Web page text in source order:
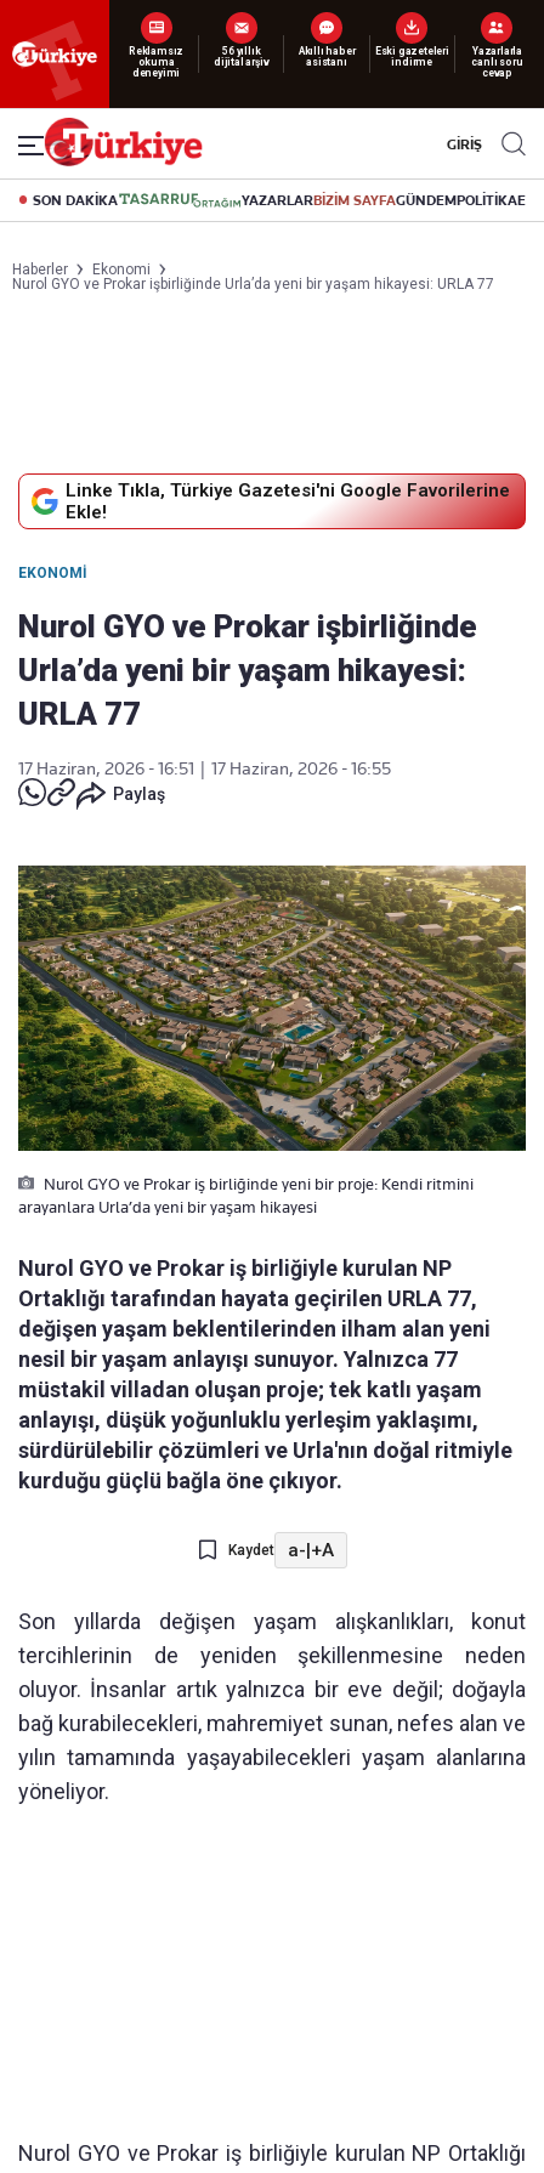
Reklamsız
okuma
deneyimi
56 yıllık
dijital arşiv
Akıllı haber
asistanı
Eski gazeteleri
indirme
Yazarlarla
canlı soru
cevap
GİRİŞ
SON DAKİKA YAZARLARBİZİM SAYFAGÜNDEMPOLİTİKA
Haberler
Ekonomi
Nurol GYO ve Prokar işbirliğinde Urla’da yeni bir yaşam hikayesi: URLA 77
Linke Tıkla, Türkiye Gazetesi'ni Google Favorilerine
Ekle!
EKONOMI
Nurol GYO ve Prokar işbirliğinde
Urla’da yeni bir yaşam hikayesi:
URLA 77
17 Haziran, 2026 - 16:51
17 Haziran, 2026 - 16:55
Paylaş
Nurol GYO ve Prokar iş birliğinde yeni bir proje: Kendi ritmini
arayanlara Urla’da yeni bir yaşam hikayesi
Nurol GYO ve Prokar iş birliğiyle kurulan NP
Ortaklığı tarafından hayata geçirilen URLA 77,
değişen yaşam beklentilerinden ilham alan yeni
nesil bir yaşam anlayışı sunuyor. Yalnızca 77
müstakil villadan oluşan proje; tek katlı yaşam
anlayışı, düşük yoğunluklu yerleşim yaklaşımı,
sürdürülebilir çözümleri ve Urla'nın doğal ritmiyle
kurduğu güçlü bağla öne çıkıyor.
Kaydet a-|+A
Son yıllarda değişen yaşam alışkanlıkları, konut
tercihlerinin de yeniden şekillenmesine neden
oluyor. İnsanlar artık yalnızca bir eve değil; doğayla
bağ kurabilecekleri, mahremiyet sunan, nefes alan ve
yılın tamamında yaşayabilecekleri yaşam alanlarına
yöneliyor.
Nurol GYO ve Prokar iş birliğiyle kurulan NP Ortaklığı